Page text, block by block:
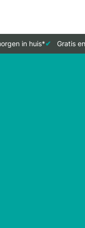
in huis* Gratis